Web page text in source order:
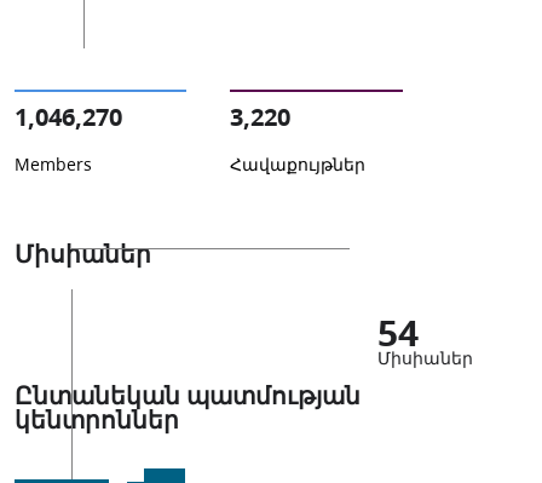
1,046,270
Members
3,220
Հավաքույթներ
Միսիաներ
54
Միսիաներ
Ընտանեկան պատմության
կենտրոններ